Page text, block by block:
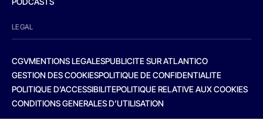
LEGAL
CGVMENTIONS LEGALESPUBLICITE SUR ATLANTICO
GESTION DES COOKIESPOLITIQUE DE CONFIDENTIALITE
POLITIQUE D’ACCESSIBILITEPOLITIQUE RELATIVE AUX COOKIES
CONDITIONS GENERALES D’UTILISATION